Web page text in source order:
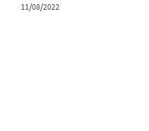
11/08/2022